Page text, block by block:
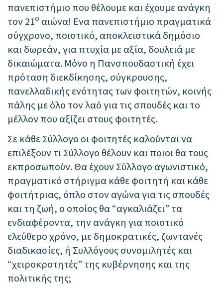
πανεπιστήμιο που θέλουμε και έχουμε ανάγκη
τον 21ο αιώνα! Ενα πανεπιστήμιο πραγματικά
σύγχρονο, ποιοτικό, αποκλειστικά δημόσιο
και δωρεάν, για πτυχία με αξία, δουλειά με
δικαιώματα. Μόνο η Πανσπουδαστική έχει
πρόταση διεκδίκησης, σύγκρουσης,
πανελλαδικής ενότητας των φοιτητών, κοινής
πάλης με όλο τον λαό για τις σπουδές και το
μέλλον που αξίζει στους φοιτητές.
Σε κάθε Σύλλογο οι φοιτητές καλούνται να
επιλέξουν τι Σύλλογο θέλουν και ποιοι θα τους
εκπροσωπούν. Θα έχουν Σύλλογο αγωνιστικό,
πραγματικό στήριγμα κάθε φοιτητή και κάθε
φοιτήτριας, όπλο στον αγώνα για τις σπουδές
και τη ζωή, ο οποίος θα “αγκαλιάζει” τα
ενδιαφέροντα, την ανάγκη για ποιοτικό
ελεύθερο χρόνο, με δημοκρατικές, ζωντανές
διαδικασίες, ή Συλλόγους συνομιλητές και
“χειροκροτητές” της κυβέρνησης και της
πολιτικής της;